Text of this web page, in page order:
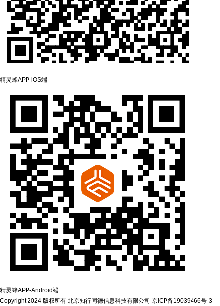
精灵蜂APP-‌iOS端
精灵蜂APP-‌Android端
Copyright 2024 版权所有 北京知行同德信息科技有限公司 京ICP备19039466号-3